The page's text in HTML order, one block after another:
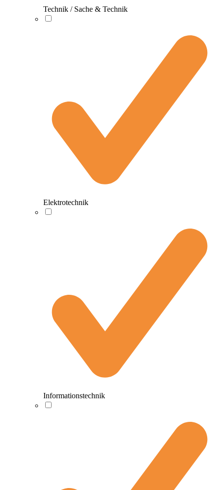
Technik / Sache & Technik
Elektrotechnik
Informationstechnik